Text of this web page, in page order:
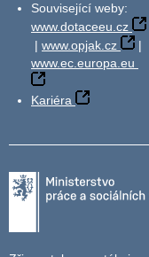
Související weby:
www.dotaceeu.cz
| www.opjak.cz
|
www.ec.europa.eu
Kariéra